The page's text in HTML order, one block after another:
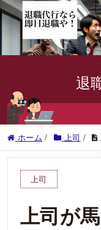
退
ホーム / 上司 /
上司
上司が